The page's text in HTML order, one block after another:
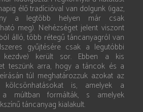
élő tradícióval van dolgunk (igaz,
a legtöbb helyen már csak
meg). Nehézséget jelent viszont
álló, több rétegű táncanyagról van
gyűjtésére csak a legutóbbi
kezdve) került sor. Ebben a kis
teszünk arra, hogy a táncok és a
túl meghatározzuk azokat az
is, amelyek a
a múltban formálták, s amelyek
táncanyag kialakult.